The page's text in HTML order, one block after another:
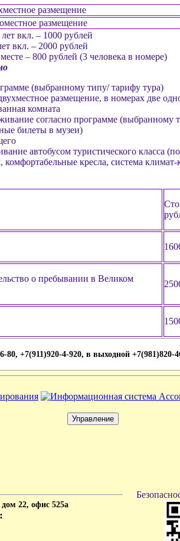
размещение
размещение
вкл. – 1000 рублей
вкл. – 2000 рублей
– 800 рублей (3 человека в номере)
(выбранному типу/ тарифу тура)
размещение, в номерах две
комната
согласно программе (выбранному
билеты в музеи)
автобусом туристического класса
кресла, система
о пребывании в Великом
80, +7(911)920-4-920, в выходной +7(981)820-
22, офис 525а
: